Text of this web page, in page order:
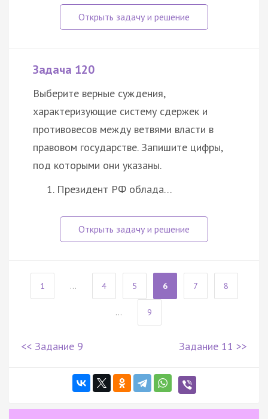
Задача 120
Выберите верные суждения,
характеризующие систему сдержек и
противовесов между ветвями власти в
правовом государстве. Запишите цифры,
под которыми они указаны.
Президент РФ облада…
1 ... 4 5 6 7 8
... 9
<< Задание 9 Задание 11 >>